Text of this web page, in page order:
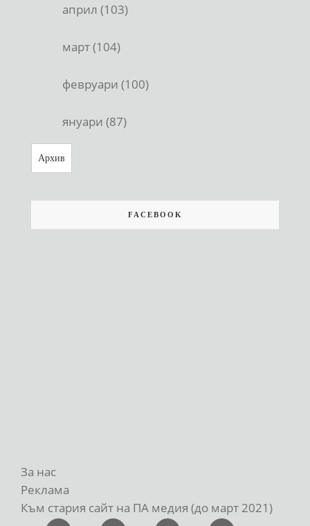
април (103)
март (104)
февруари (100)
януари (87)
Архив
FACEBOOK
За нас
Реклама
Към стария сайт на ПА медия (до март 2021)